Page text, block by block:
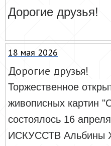
Дорогие друзья!
18 мая 2026
Дорогие друзья!
Торжественное
живописных
состоялось 16
ИСКУССТВ Альбины